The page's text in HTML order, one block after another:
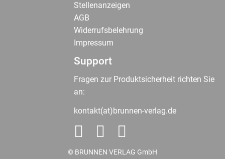
Stellenanzeigen
AGB
Widerrufsbelehrung
Impressum
Support
Fragen zur Produktsicherheit richten Sie
an:
kontakt(at)brunnen-verlag.de
© BRUNNEN VERLAG GmbH